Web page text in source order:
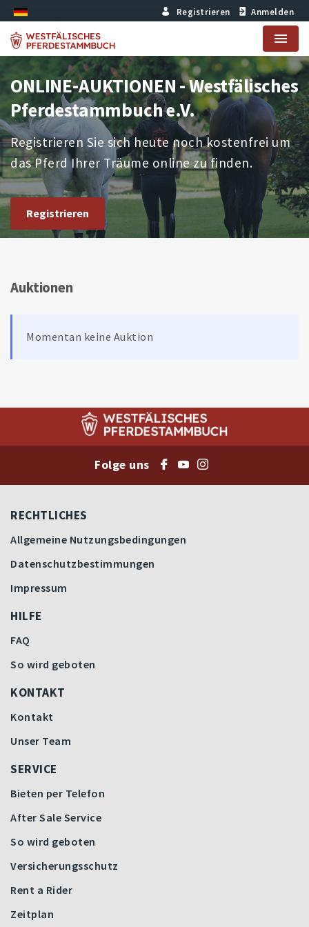
Registrieren Anmelden
Menu
ONLINE-AUKTIONEN - Westfälisches
Pferdestammbuch e.V.
Registrieren Sie sich heute noch kostenfrei um
das Pferd Ihrer Träume online zu finden.
Registrieren
Auktionen
Momentan keine Auktion
Folge uns
RECHTLICHES
Allgemeine Nutzungsbedingungen
Datenschutzbestimmungen
Impressum
HILFE
FAQ
So wird geboten
KONTAKT
Kontakt
Unser Team
SERVICE
Bieten per Telefon
After Sale Service
So wird geboten
Versicherungsschutz
Rent a Rider
Zeitplan